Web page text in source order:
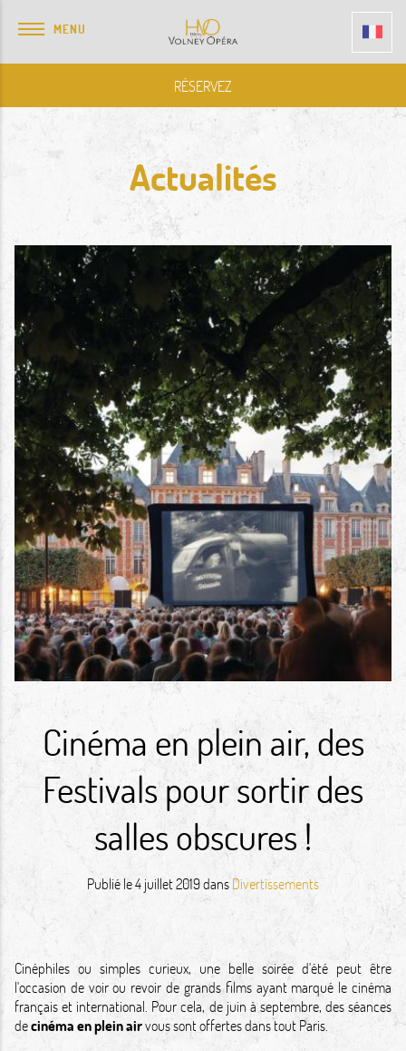
RÉSERVEZ
MENU
Actualités
Cinéma en plein air, des
Festivals pour sortir des
salles obscures !
Publié le4 juillet 2019dansDivertissements
Cinéphiles ou simples curieux, une belle soirée d'été peut être
l'occasion de voir ou revoir de grands films ayant marqué le cinéma
français et international. Pour cela, de juin à septembre, des séances
decinéma en plein airvous sont offertes dans tout Paris.